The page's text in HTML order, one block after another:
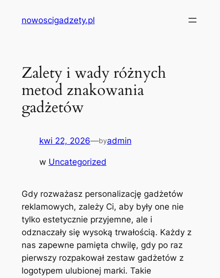
nowoscigadzety.pl
Zalety i wady różnych
metod znakowania
gadżetów
kwi 22, 2026—byadmin
w Uncategorized
Gdy rozważasz personalizację gadżetów
reklamowych, zależy Ci, aby były one nie
tylko estetycznie przyjemne, ale i
odznaczały się wysoką trwałością. Każdy z
nas zapewne pamięta chwilę, gdy po raz
pierwszy rozpakował zestaw gadżetów z
logotypem ulubionej marki. Takie